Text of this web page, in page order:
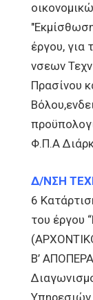
έργου,
νσεων
Πρασίνου
Φ.Π.A
Δ/ΝΣΗ
6
του έργου
Β’